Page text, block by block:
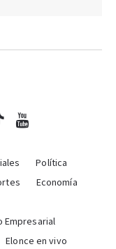
Política
Economía
Empresarial
Elonce en vivo